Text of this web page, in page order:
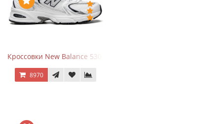
Кроссовки New Balance 530 White Silver Navy
8970